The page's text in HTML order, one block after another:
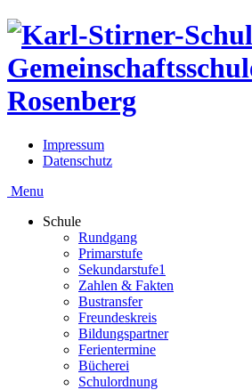
Impressum
Datenschutz
Menu
Schule
Rundgang
Primarstufe
Sekundarstufe1
Zahlen & Fakten
Bustransfer
Freundeskreis
Bildungspartner
Ferientermine
Bücherei
Schulordnung